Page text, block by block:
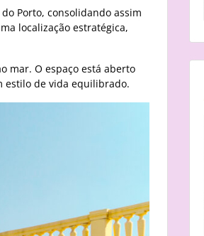
Porto, consolidando assim
localização estratégica,
mar. O espaço está aberto
estilo de vida equilibrado.